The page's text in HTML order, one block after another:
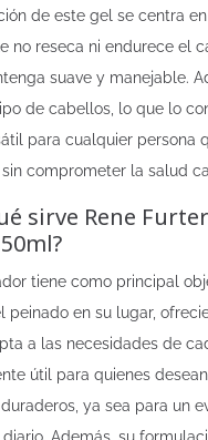
de este gel se centra
no reseca ni endurece el
suave y manejable.
de cabellos, lo que lo
para cualquier persona
comprometer la salud
sirve Rene
tiene como principal
peinado en su lugar,
a las necesidades de
útil para quienes
ya sea para un